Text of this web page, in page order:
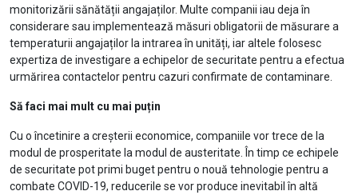
monitorizării sănătății angajaților. Multe companii iau deja în
considerare sau implementează măsuri obligatorii de măsurare a
temperaturii angajaților la intrarea în unități, iar altele folosesc
expertiza de investigare a echipelor de securitate pentru a efectua
urmărirea contactelor pentru cazuri confirmate de contaminare.
Să faci mai mult cu mai puțin
Cu o încetinire a creșterii economice, companiile vor trece de la
modul de prosperitate la modul de austeritate. În timp ce echipele
de securitate pot primi buget pentru o nouă tehnologie pentru a
combate COVID-19, reducerile se vor produce inevitabil în altă